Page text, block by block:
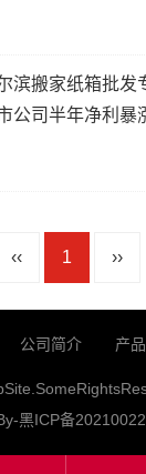
滨搬家纸箱批发
市公司半年净利
‹‹ 1 ››
公司简介 产
黑ICP备